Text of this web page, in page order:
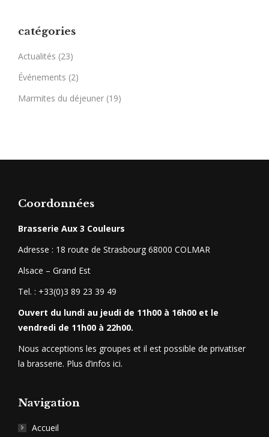
catégories
Actualités (23)
Événements (2)
Marmites du déjeuner (19)
Coordonnées
Brasserie Aux 3 Couleurs
Adresse : 18 route de Strasbourg 68000 COLMAR
Alsace – Grand Est
Tel. : +33(0)3 89 23 39 49
Ouvert du lundi au jeudi de 11h00 à 16h00 et le
vendredi de 11h00 à 22h00.
Nous acceptions les groupes et il est possible de privatiser
la brasserie. Plus d’infos ici.
Navigation
Accueil